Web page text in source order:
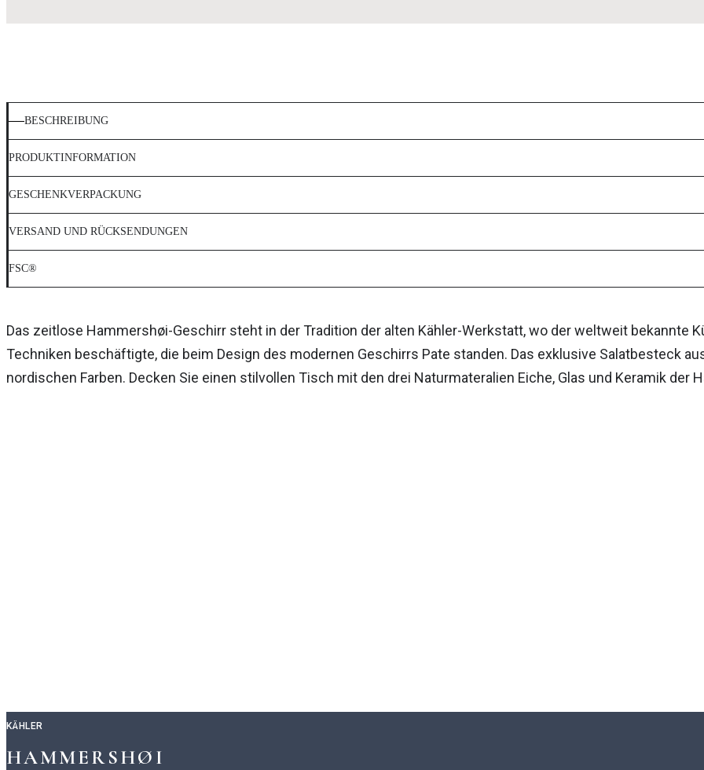
BESCHREIBUNG
PRODUKTINFORMATION
GESCHENKVERPACKUNG
VERSAND UND RÜCKSENDUNGEN
FSC®
Das zeitlose Hammershøi-Geschirr steht in der Tradition der alten Kähler-Werkstatt, wo der weltweit bekannte
Techniken beschäftigte, die beim Design des modernen Geschirrs Pate standen. Das exklusive Salatbesteck
nordischen Farben. Decken Sie einen stilvollen Tisch mit den drei Naturmateralien Eiche, Glas und Keramik der
KÄHLER
HAMMERSHØI